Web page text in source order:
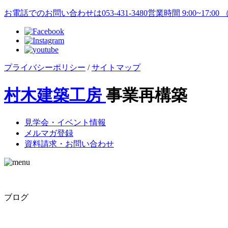
お電話でのお問い合わせは053-431-3480営業時間 9:00~17:00
プライバシーポリシー /サイトマップ
村木建築工房 事業再構築
見学会・イベント情報
メルマガ登録
資料請求・お問い合わせ
ブログ